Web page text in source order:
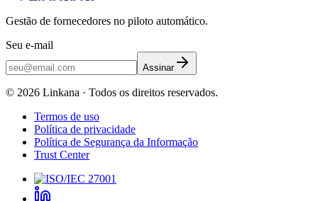
Gestão de fornecedores no piloto automático.
Seu e-mail
Assinar
© 2026 Linkana · Todos os direitos reservados.
Termos de uso
Política de privacidade
Política de Segurança da Informação
Trust Center